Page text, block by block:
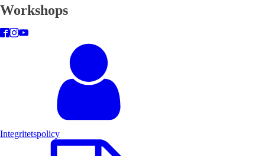
Workshops
Integritetspolicy